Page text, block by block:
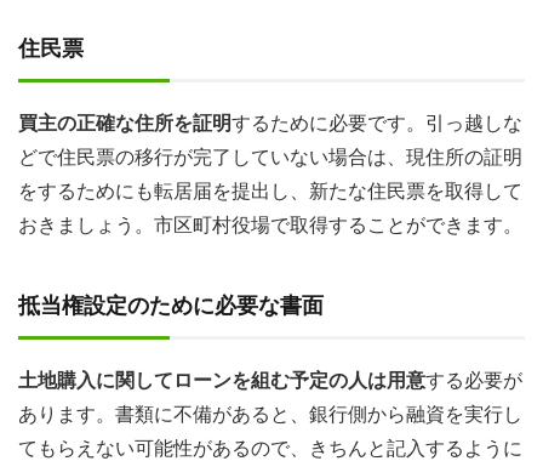
住民票
買主の正確な住所を証明するために必要です。引っ越しな
どで住民票の移行が完了していない場合は、現住所の証明
をするためにも転居届を提出し、新たな住民票を取得して
おきましょう。市区町村役場で取得することができます。
抵当権設定のために必要な書面
土地購入に関してローンを組む予定の人は用意する必要が
あります。書類に不備があると、銀行側から融資を実行し
てもらえない可能性があるので、きちんと記入するように